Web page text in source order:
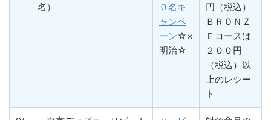
名）
０名キ
ャンペ
ーン☆×
明治☆
円（税込）
ＢＲＯＮＺ
Ｅコースは
２００円
（税込）以
上のレシー
ト